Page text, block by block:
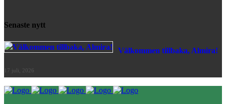
Senaste nytt
Välkommen tillbaka, Almira!
17 juli, 2026